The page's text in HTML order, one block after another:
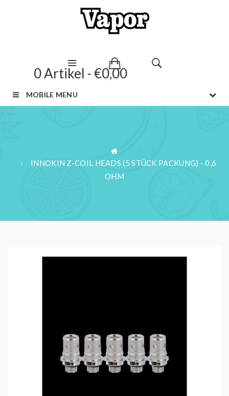
0 Artikel - €0,00
MOBILE MENU
INNOKIN Z-COIL HEADS (5 STÜCK PACKUNG) - 0,6
OHM